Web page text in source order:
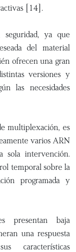
[14].
ya que
del material
ofrecen una gran
versiones y
las necesidades
multiplexación, es
varios ARN
sola intervención.
temporal sobre la
programada y
presentan baja
una respuesta
características